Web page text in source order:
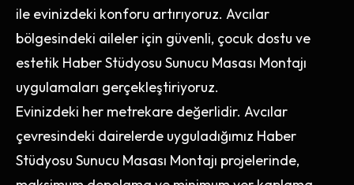
ile evinizdeki konforu artırıyoruz. Avcılar
bölgesindeki aileler için güvenli, çocuk dostu ve
estetik Haber Stüdyosu Sunucu Masası Montajı
uygulamaları gerçekleştiriyoruz.
Evinizdeki her metrekare değerlidir. Avcılar
çevresindeki dairelerde uyguladığımız Haber
Stüdyosu Sunucu Masası Montajı projelerinde,